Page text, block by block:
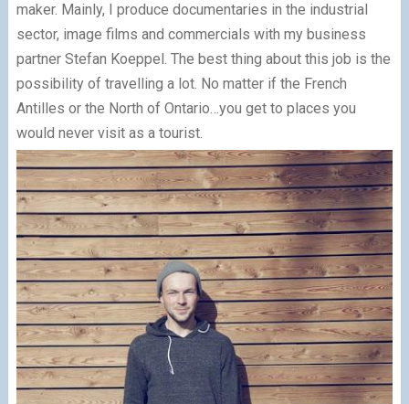
maker. Mainly, I produce documentaries in the industrial
sector, image films and commercials with my business
partner Stefan Koeppel. The best thing about this job is the
possibility of travelling a lot. No matter if the French
Antilles or the North of Ontario…you get to places you
would never visit as a tourist.